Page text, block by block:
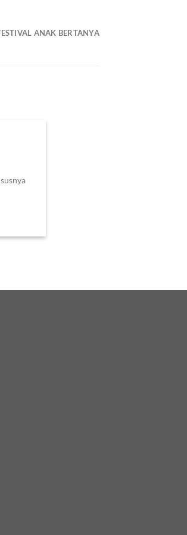
ANAK BERTANYA